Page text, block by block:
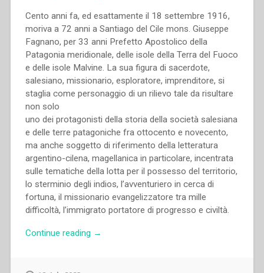
Cento anni fa, ed esattamente il 18 settembre 1916,
moriva a 72 anni a Santiago del Cile mons. Giuseppe
Fagnano, per 33 anni Prefetto Apostolico della
Patagonia meridionale, delle isole della Terra del Fuoco
e delle isole Malvine. La sua figura di sacerdote,
salesiano, missionario, esploratore, imprenditore, si
staglia come personaggio di un rilievo tale da risultare
non solo
uno dei protagonisti della storia della società salesiana
e delle terre patagoniche fra ottocento e novecento,
ma anche soggetto di riferimento della letteratura
argentino-cilena, magellanica in particolare, incentrata
sulle tematiche della lotta per il possesso del territorio,
lo sterminio degli indios, l’avventuriero in cerca di
fortuna, il missionario evangelizzatore tra mille
difficoltà, l’immigrato portatore di progresso e civiltà.
Continue reading “Francesco
→